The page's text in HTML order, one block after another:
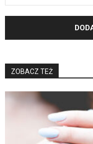
ZOBACZ TEŻ